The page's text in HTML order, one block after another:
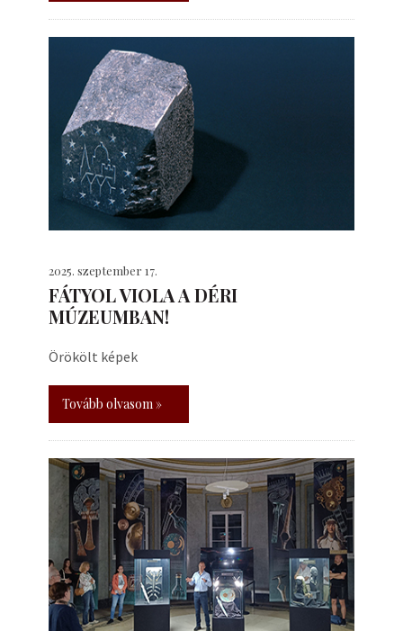
2025. szeptember 17.
FÁTYOL VIOLA A DÉRI
MÚZEUMBAN!
Örökölt képek
Tovább olvasom »